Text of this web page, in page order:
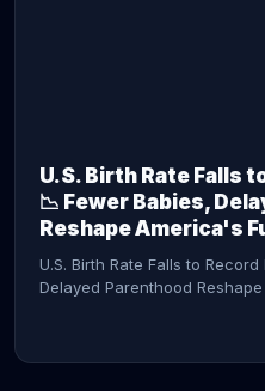
U.S. Birth Rate Falls
📉 Fewer Babies,
Reshape America's
U.S. Birth Rate Falls to
Delayed Parenthood